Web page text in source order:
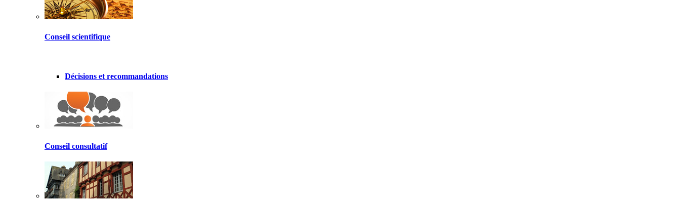
Conseil scientifique
Décisions et recommandations
Conseil consultatif